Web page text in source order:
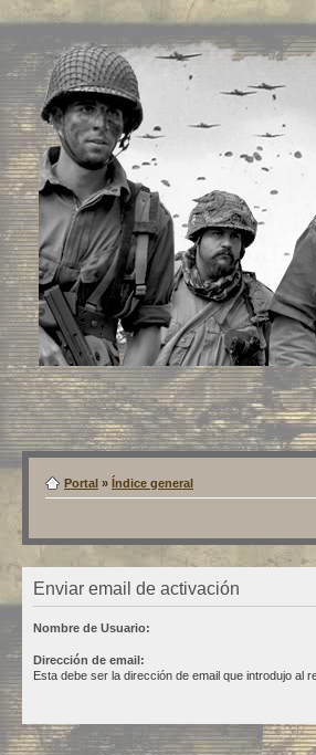
Portal » Índice general
Enviar email de activación
Nombre de Usuario:
Dirección de email:
Esta debe ser la dirección de email que introdujo al